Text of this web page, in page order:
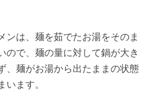
ンは、麺を茹でたお湯をそのま
ので、麺の量に対して鍋が大き
、麺がお湯から出たままの状態
います。